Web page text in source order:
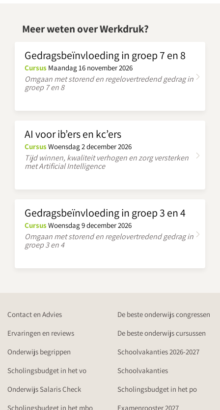
Meer weten over Werkdruk?
Gedragsbeïnvloeding in groep 7 en 8
Cursus Maandag 16 november 2026
Omgaan met storend en regelovertredend gedrag in
groep 7 en 8
AI voor ib’ers en kc’ers
CursusWoensdag 2 december 2026
Tijd winnen, kwaliteit verhogen en zorg versterken
met Artificial Intelligence
Gedragsbeïnvloeding in groep 3 en 4
CursusWoensdag 9 december 2026
Omgaan met storend en regelovertredend gedrag in
groep 3 en 4
Contact en Advies
De beste onderwijs congressen
Ervaringen en reviews
De beste onderwijs cursussen
Onderwijs begrippen
Schoolvakanties 2026-2027
Scholingsbudget in het vo
Schoolvakanties
Onderwijs Salaris Check
Scholingsbudget in het po
Scholingsbudget in het mbo
Examenrooster 2027